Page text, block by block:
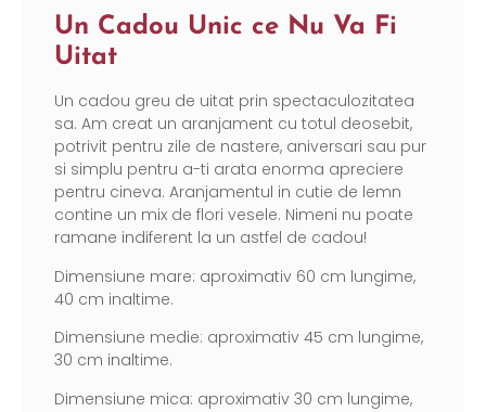
Un Cadou Unic ce Nu Va Fi
Uitat
Un cadou greu de uitat prin spectaculozitatea
sa. Am creat un aranjament cu totul deosebit,
potrivit pentru zile de nastere, aniversari sau pur
si simplu pentru a-ti arata enorma apreciere
pentru cineva. Aranjamentul in cutie de lemn
contine un mix de flori vesele. Nimeni nu poate
ramane indiferent la un astfel de cadou!
Dimensiune mare: aproximativ 60 cm lungime,
40 cm inaltime.
Dimensiune medie: aproximativ 45 cm lungime,
30 cm inaltime.
Dimensiune mica: aproximativ 30 cm lungime,